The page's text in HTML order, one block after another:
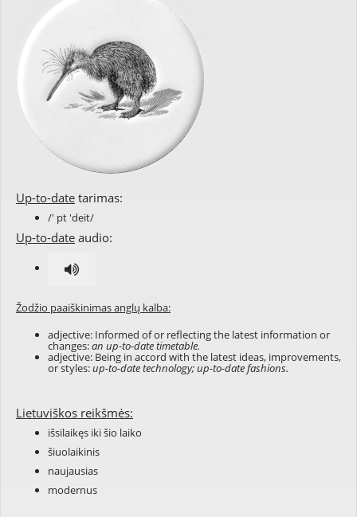
Up-to-date tarimas:
/' pt 'deit/
Up-to-date audio:
Žodžio paaiškinimas anglų kalba:
adjective: Informed of or reflecting the latest information or
changes:an up-to-date timetable.
adjective: Being in accord with the latest ideas, improvements,
or styles:up-to-date technology; up-to-date fashions.
Lietuviškos reikšmės:
išsilaikęs iki šio laiko
šiuolaikinis
naujausias
modernus